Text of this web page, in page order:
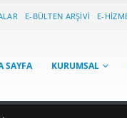
E-BÜLTEN ARŞIVI E-
SAYFA KURUMSAL